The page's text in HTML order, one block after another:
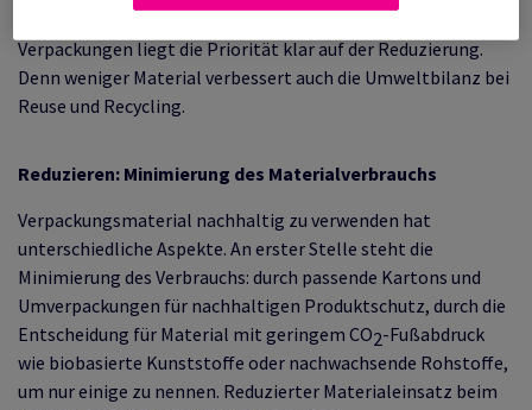
Verpackungen liegt die Priorität klar auf der Reduzierung.
Denn weniger Material verbessert auch die Umweltbilanz bei
Reuse und Recycling.
Reduzieren: Minimierung des Materialverbrauchs
Verpackungsmaterial nachhaltig zu verwenden hat
unterschiedliche Aspekte. An erster Stelle steht die
Minimierung des Verbrauchs: durch passende Kartons und
Umverpackungen für nachhaltigen Produktschutz, durch die
Entscheidung für Material mit geringem CO2-Fußabdruck
wie biobasierte Kunststoffe oder nachwachsende Rohstoffe,
um nur einige zu nennen. Reduzierter Materialeinsatz beim